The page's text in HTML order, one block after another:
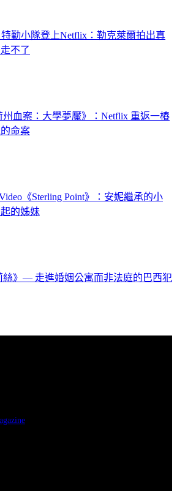
勤小隊登上Netflix：勒克萊爾拍出真
不了
州血案：大學夢魘》：Netflix 重返一樁
命案
《Sterling Point》：安妮繼承的小
的姊妹
絲》— 走進婚姻公寓而非法庭的巴西犯